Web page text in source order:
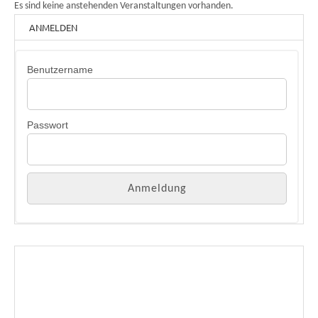
Es sind keine anstehenden Veranstaltungen vorhanden.
ANMELDEN
Benutzername
Passwort